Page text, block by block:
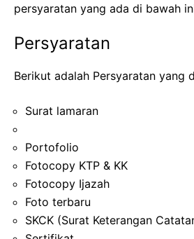
persyaratan yang ada di bawah
Persyaratan
Berikut adalah Persyaratan yang
Surat lamaran
Portofolio
Fotocopy KTP & KK
Fotocopy Ijazah
Foto terbaru
SKCK (Surat Keterangan